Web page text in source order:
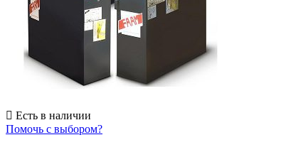
Есть в наличии
Помочь с выбором?